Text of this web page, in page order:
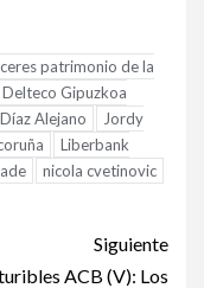
patrimonio de la
Delteco Gipuzkoa
Alejano
Jordy
Liberbank
nicola cvetinovic
Siguiente
ACB (V): Los